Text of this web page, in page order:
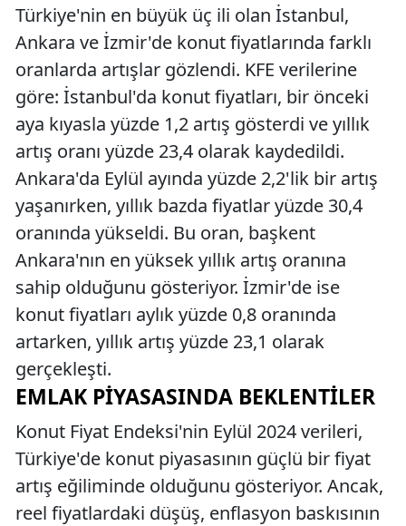
Türkiye'nin en büyük üç ili olan İstanbul,
Ankara ve İzmir'de konut fiyatlarında farklı
oranlarda artışlar gözlendi. KFE verilerine
göre: İstanbul'da konut fiyatları, bir önceki
aya kıyasla yüzde 1,2 artış gösterdi ve yıllık
artış oranı yüzde 23,4 olarak kaydedildi.
Ankara'da Eylül ayında yüzde 2,2'lik bir artış
yaşanırken, yıllık bazda fiyatlar yüzde 30,4
oranında yükseldi. Bu oran, başkent
Ankara'nın en yüksek yıllık artış oranına
sahip olduğunu gösteriyor. İzmir'de ise
konut fiyatları aylık yüzde 0,8 oranında
artarken, yıllık artış yüzde 23,1 olarak
gerçekleşti.
EMLAK PIYASASINDA BEKLENTILER
Konut Fiyat Endeksi'nin Eylül 2024 verileri,
Türkiye'de konut piyasasının güçlü bir fiyat
artış eğiliminde olduğunu gösteriyor. Ancak,
reel fiyatlardaki düşüş, enflasyon baskısının